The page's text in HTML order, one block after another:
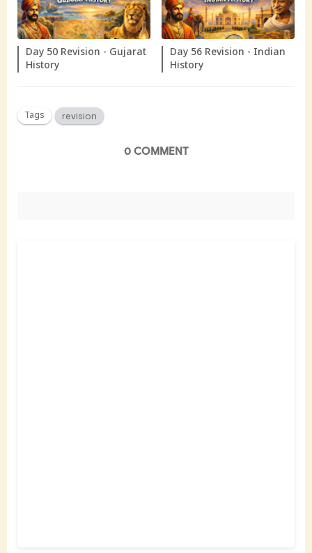
Day 50 Revision - Gujarat
History
Day 56 Revision - Indian
History
Tags revision
0 COMMENT